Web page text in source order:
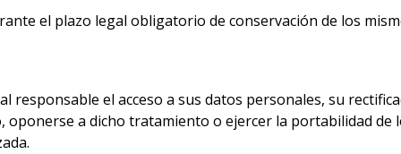
el plazo legal obligatorio de conservación de los
responsable el acceso a sus datos personales, su
a dicho tratamiento o ejercer la portabilidad de